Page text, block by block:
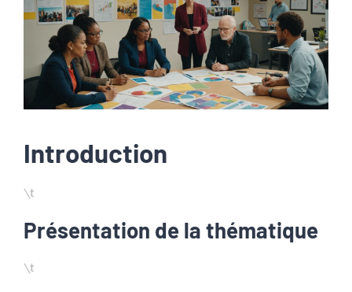
Introduction
\t
Présentation de la thématique
\t